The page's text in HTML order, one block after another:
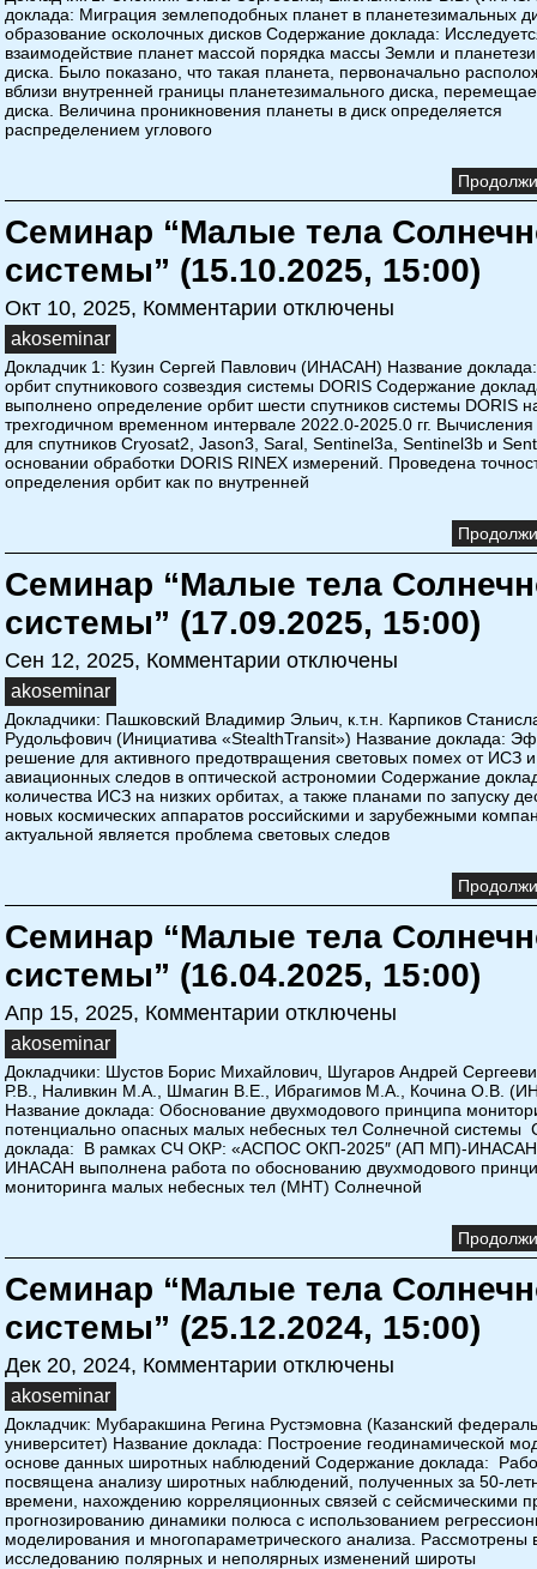
доклада: Миграция землеподобных планет в планетезимальных
образование осколочных дисков Содержание доклада:
взаимодействие планет массой порядка массы Земли и
диска. Было показано, что такая планета, первоначально
вблизи внутренней границы планетезимального диска,
диска. Величина проникновения планеты в диск определяется
распределением углового
Семинар “Малые тела
системы” (15.10.2025, 15:00)
Окт 10, 2025, Комментарии отключены
akoseminar
Докладчик 1: Кузин Сергей Павлович (ИНАСАН) Название
орбит спутникового созвездия системы DORIS Содержание
выполнено определение орбит шести спутников системы DORIS
трехгодичном временном интервале 2022.0-2025.0 гг.
для спутников Cryosat2, Jason3, Saral, Sentinel3a, Sentinel3b и
основании обработки DORIS RINEX измерений. Проведена
определения орбит как по внутренней
Семинар “Малые тела
системы” (17.09.2025, 15:00)
Сен 12, 2025, Комментарии отключены
akoseminar
Докладчики: Пашковский Владимир Эльич, к.т.н. Карпиков
Рудольфович (Инициатива «StealthTransit») Название доклада:
решение для активного предотвращения световых помех от ИСЗ и
авиационных следов в оптической астрономии Содержание
количества ИСЗ на низких орбитах, а также планами по запуску
новых космических аппаратов российскими и зарубежными
актуальной является проблема световых следов
Семинар “Малые тела
системы” (16.04.2025, 15:00)
Апр 15, 2025, Комментарии отключены
akoseminar
Докладчики: Шустов Борис Михайлович, Шугаров Андрей
Р.В., Наливкин М.А., Шмагин В.Е., Ибрагимов М.А., Кочина О.В.
Название доклада: Обоснование двухмодового принципа
потенциально опасных малых небесных тел Солнечной системы
доклада: В рамках СЧ ОКР: «АСПОС ОКП-2025″ (АП МП)-
ИНАСАН выполнена работа по обоснованию двухмодового
мониторинга малых небесных тел (МНТ) Солнечной
Семинар “Малые тела
системы” (25.12.2024, 15:00)
Дек 20, 2024, Комментарии отключены
akoseminar
Докладчик: Мубаракшина Регина Рустэмовна (Казанский
университет) Название доклада: Построение геодинамической
основе данных широтных наблюдений Содержание доклада:
посвящена анализу широтных наблюдений, полученных за 50-
времени, нахождению корреляционных связей с сейсмическими
прогнозированию динамики полюса с использованием
моделирования и многопараметрического анализа. Рассмотрены
исследованию полярных и неполярных изменений широты